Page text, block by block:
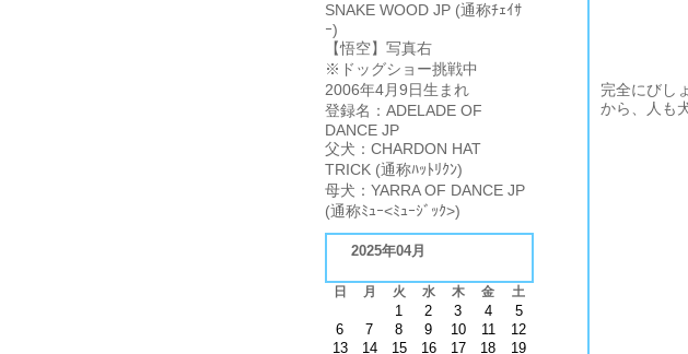
SNAKE WOOD JP (通称ﾁｪｲｻ
ｰ)
【悟空】写真右
※ドッグショー挑戦中
2006年4月9日生まれ
登録名：ADELADE OF
DANCE JP
父犬：CHARDON HAT
TRICK (通称ﾊｯﾄﾘｸﾝ)
母犬：YARRA OF DANCE JP
(通称ﾐｭｰ<ﾐｭｰｼﾞｯｸ>)
2025年04月
日 月 火 水 木 金 土
1 2 3 4
5
6
7 8 9 10 11
12
13
14 15 16 17 18
19
完全にびし
から、人も